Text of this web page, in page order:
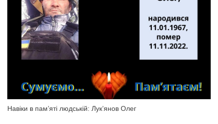
Навіки в пам’яті людській: Лук’янов Олег